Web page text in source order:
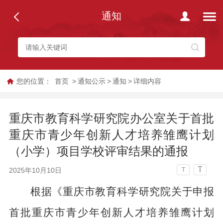
通知
您的位置： 首页 > 通知公示 > 通知 > 详细内容
重庆市教育科学研究院办公室关于首批
重庆市青少年创新人才培养雏鹰计划
（小学）项目学校评审结果的通报
2025年10月10日 T T
根据《重庆市教育科学研究院关于申报
首批重庆市青少年创新人才培养雏鹰计划